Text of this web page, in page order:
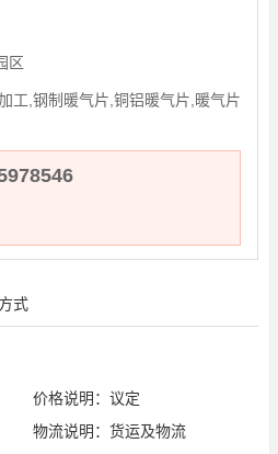
区
工,钢制暖气片,铜铝暖气片,暖气片
式
价格说明：议定
物流说明：货运及物流